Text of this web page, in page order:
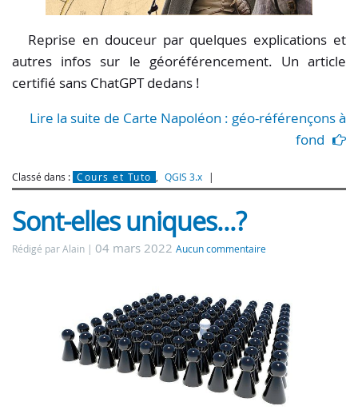
Reprise en douceur par quelques explications et
autres infos sur le géoréférencement. Un article
certifié sans ChatGPT dedans !
Lire la suite de Carte Napoléon : géo-référençons à
fond
Classé dans : Cours et Tuto QGIS 3.x
Sont-elles uniques...?
Rédigé par Alain 04 mars 2022 Aucun commentaire